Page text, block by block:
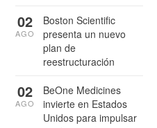
Boston Scientific
presenta un nuevo
plan de
reestructuración
02
AGO
BeOne Medicines
invierte en Estados
Unidos para impulsar
02
AGO